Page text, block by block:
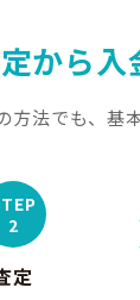
から入
方法でも、基
2
定